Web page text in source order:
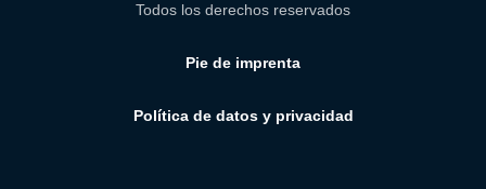
Todos los derechos reservados
Pie de imprenta
Política de datos y privacidad